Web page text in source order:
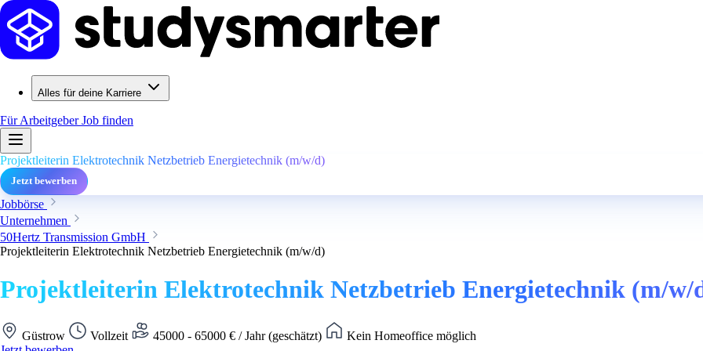
Alles für deine Karriere
Für ArbeitgeberJob finden
Projektleiterin Elektrotechnik Netzbetrieb Energietechnik (m/w/d)
Jetzt bewerben
Jobbörse
Unternehmen
50Hertz Transmission GmbH
Projektleiterin Elektrotechnik Netzbetrieb Energietechnik (m/w/d)
Projektleiterin Elektrotechnik Netzbetrieb Energietechnik (m/w/
Güstrow Vollzeit 45000 - 65000 € / Jahr (geschätzt)
Kein Homeoffice möglich